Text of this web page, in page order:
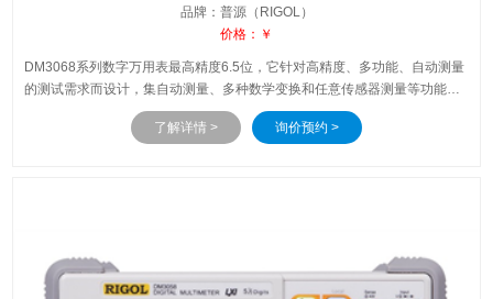
品牌：普源（RIGOL）
价格：￥
DM3068系列数字万用表最高精度6.5位，它针对高精度、多功能、自动测量
的测试需求而设计，集自动测量、多种数学变换和任意传感器测量等功能于
一身。兼容主流万用表命令集，可以满足研发、品质验证、自动化生产、教
育培训等领域的需求。 了解详情 > 询价预约 >